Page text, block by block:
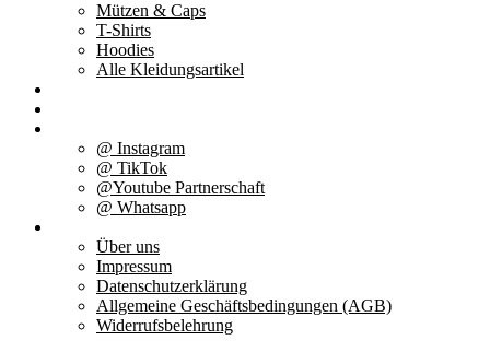
Mützen & Caps
T-Shirts
Hoodies
Alle Kleidungsartikel
@ Instagram
@ TikTok
@Youtube Partnerschaft
@ Whatsapp
Über uns
Impressum
Datenschutzerklärung
Allgemeine Geschäftsbedingungen (AGB)
Widerrufsbelehrung